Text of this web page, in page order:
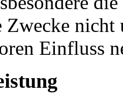
Zwecke nicht
Einfluss